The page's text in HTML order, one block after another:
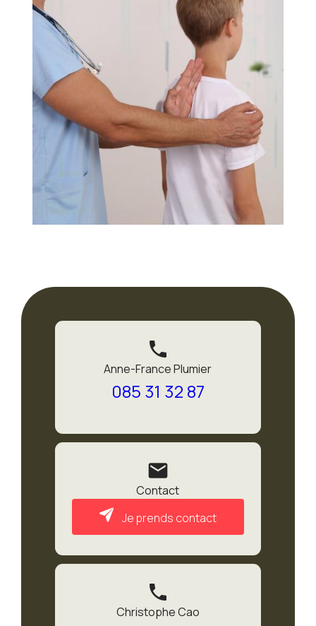
phone
Anne-France Plumier
085 31 32 87
mail
Contact
Je prends contact
phone
Christophe Cao